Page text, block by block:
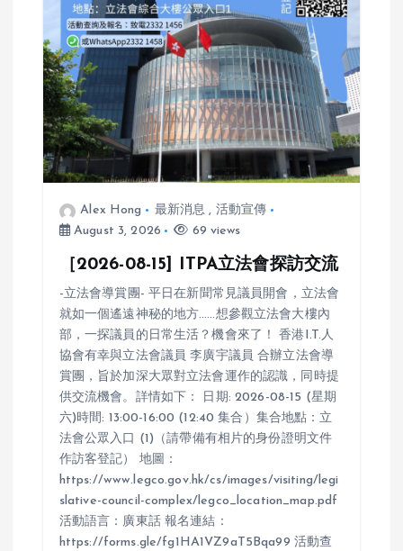
t
o
n
Alex Hong 最新消息 , 活動宣傳
August 3, 2026
69 views
［2026-08-15] ITPA立法會探訪交流
-立法會導賞團- 平日在新聞常見議員開會，立法會
就如一個遙遠神秘的地方……想參觀立法會大樓內
部，一探議員的日常生活？機會來了！ 香港I.T.人
協會有幸與立法會議員 李廣宇議員 合辦立法會導
賞團，旨於加深大眾對立法會運作的認識，同時提
供交流機會。詳情如下： 日期: 2026-08-15 (星期
六)時間: 13:00-16:00 (12:40 集合）集合地點：立
法會公眾入口 (1)（請帶備有相片的身份證明文件
作訪客登記） 地圖：
https://www.legco.gov.hk/cs/images/visiting/legi
slative-council-complex/legco_location_map.pdf
活動語言：廣東話 報名連結：
https://forms.gle/fg1HA1VZ9aT5Bqa99 活動查